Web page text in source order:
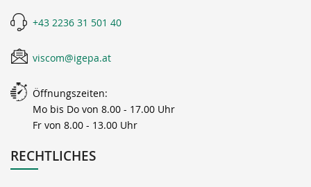
+43 2236 31 501 40
viscom@igepa.at
Öffnungszeiten:
Mo bis Do von 8.00 - 17.00 Uhr
Fr von 8.00 - 13.00 Uhr
RECHTLICHES